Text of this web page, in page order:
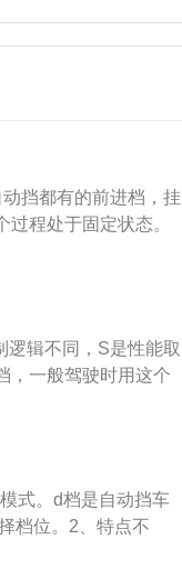
挡都有的前进档，挂
程处于固定状态。
肯定是要跑起来。
2、用油量方面：S
更省油，但是动力就
进档。D档涵盖了汽
备的意思。4、应
刹车，应用于日常
车。5、S档比D档更
辆的速度，踩油门时
逻辑不同，S是性能取
，一般驾驶时用这个
速下喷油量大，汽
以挂上S挡。4、主
在前进行驶时能自
：是自动挡车型中最
箱内所有数量的前进
化，力度加大。同
式。d档是自动挡车
档位。2、特点不
度加大。同时，悬架